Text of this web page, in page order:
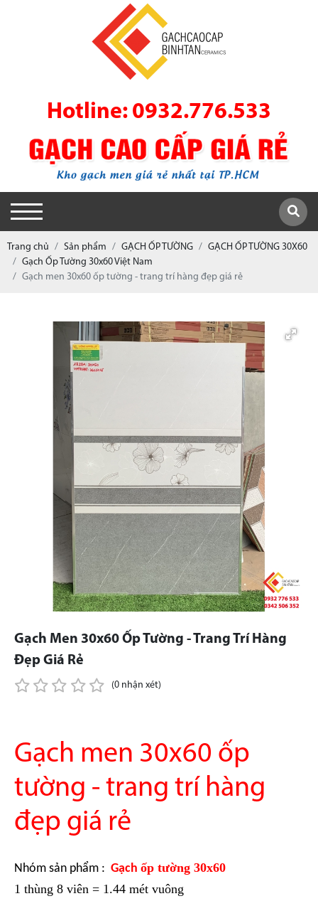
Hotline: 0932.776.533
Trang chủ Sản phẩm GẠCH ỐP TƯỜNG
GẠCH ỐP TƯỜNG 30X60
Gạch Ốp Tường 30x60 Việt Nam
Gạch men 30x60 ốp tường - trang trí hàng đẹp giá rẻ
Gạch Men 30x60 Ốp Tường - Trang Trí Hàng
Đẹp Giá Rẻ
(0 nhận xét)
Gạch men 30x60 ốp
tường - trang trí hàng
đẹp giá rẻ
Nhóm sản phẩm : Gạch ốp tường 30x60
1 thùng 8 viên = 1.44 mét vuông